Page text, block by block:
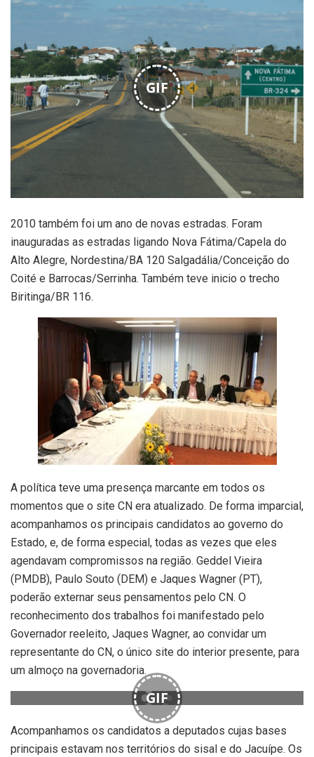
GIF
2010 também foi um ano de novas estradas. Foram
inauguradas as estradas ligando Nova Fátima/Capela do
Alto Alegre, Nordestina/BA 120 Salgadália/Conceição do
Coité e Barrocas/Serrinha. Também teve inicio o trecho
Biritinga/BR 116.
A política teve uma presença marcante em todos os
momentos que o site CN era atualizado. De forma imparcial,
acompanhamos os principais candidatos ao governo do
Estado, e, de forma especial, todas as vezes que eles
agendavam compromissos na região. Geddel Vieira
(PMDB), Paulo Souto (DEM) e Jaques Wagner (PT),
poderão externar seus pensamentos pelo CN. O
reconhecimento dos trabalhos foi manifestado pelo
Governador reeleito, Jaques Wagner, ao convidar um
representante do CN, o único site do interior presente, para
um almoço na governadoria.
GIF
Acompanhamos os candidatos a deputados cujas bases
principais estavam nos territórios do sisal e do Jacuípe. Os